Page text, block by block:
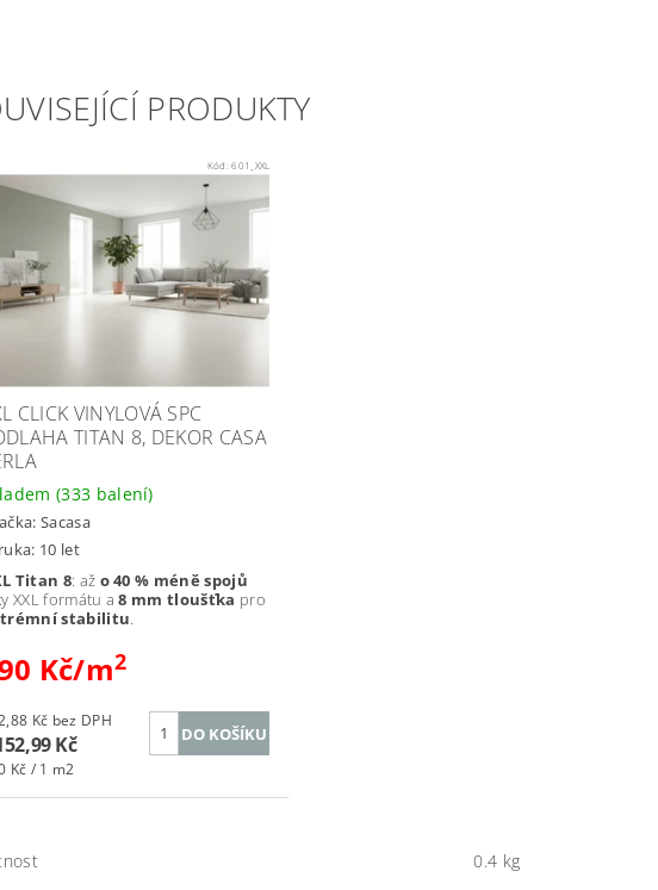
PRODUKTY
Kód:601_XXL
CLICK VINYLOVÁ SPC
TITAN 8, DEKOR CASA
(333 balení)
Sacasa
10 let
Titan 8: až o 40 % méně spojů
XXL formátu a8 mm tloušťka pro
stabilitu.
Kč/m2
952,88 Kč bez DPH
Kč
Kč / 1 m2
0.4 kg